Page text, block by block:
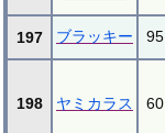
197 ブラッキー 95
198 ヤミカラス 60